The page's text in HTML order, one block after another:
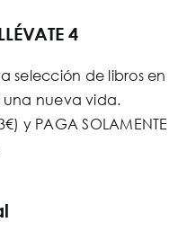
4
selección de libros en
una nueva vida.
y PAGA SOLAMENTE